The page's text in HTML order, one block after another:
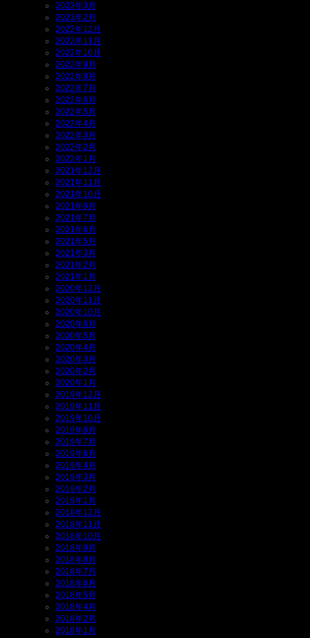
2023年3月
2023年2月
2022年12月
2022年11月
2022年10月
2022年9月
2022年8月
2022年7月
2022年6月
2022年5月
2022年4月
2022年3月
2022年2月
2022年1月
2021年12月
2021年11月
2021年10月
2021年9月
2021年7月
2021年6月
2021年5月
2021年3月
2021年2月
2021年1月
2020年12月
2020年11月
2020年10月
2020年6月
2020年5月
2020年4月
2020年3月
2020年2月
2020年1月
2019年12月
2019年11月
2019年10月
2019年8月
2019年7月
2019年6月
2019年4月
2019年3月
2019年2月
2019年1月
2018年12月
2018年11月
2018年10月
2018年9月
2018年8月
2018年7月
2018年6月
2018年5月
2018年4月
2018年2月
2018年1月